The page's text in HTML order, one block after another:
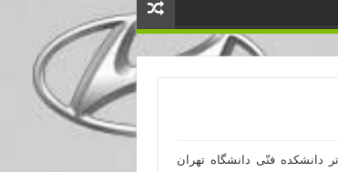
کامپیوتر دانشکده فنّی دانشگاه تهران